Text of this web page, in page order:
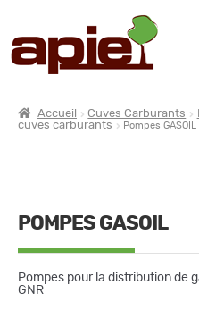
Accueil Cuves Carburants
cuves carburants
Pompes GASOIL
POMPES GASOIL
Pompes pour la distribution de
GNR